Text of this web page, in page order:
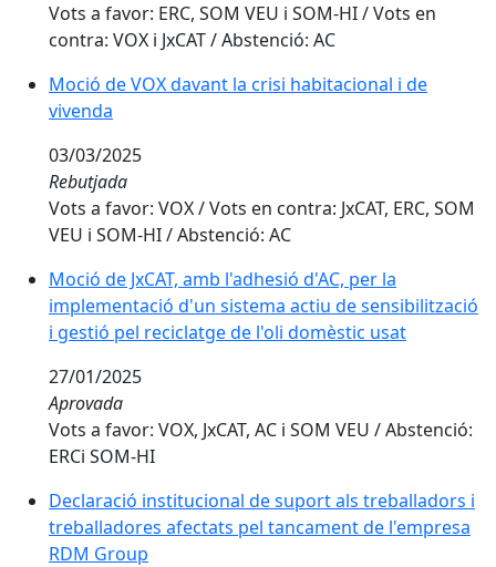
Vots a favor: ERC, SOM VEU i SOM-HI / Vots en
contra: VOX i JxCAT / Abstenció: AC
Moció de VOX davant la crisi habitacional i de
vivenda
03/03/2025
Rebutjada
Vots a favor: VOX / Vots en contra: JxCAT, ERC, SOM
VEU i SOM-HI / Abstenció: AC
Moció de JxCAT, amb l'adhesió d'AC, per la
implementació d'un sistema actiu de sensibilització
i gestió pel reciclatge de l'oli domèstic usat
27/01/2025
Aprovada
Vots a favor: VOX, JxCAT, AC i SOM VEU / Abstenció:
ERCi SOM-HI
Declaració institucional de suport als treballadors i
treballadores afectats pel tancament de l'empresa
RDM Group